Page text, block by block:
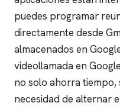
puedes programar
directamente desde
almacenados en
videollamada en
no solo ahorra tiempo,
necesidad de alternar